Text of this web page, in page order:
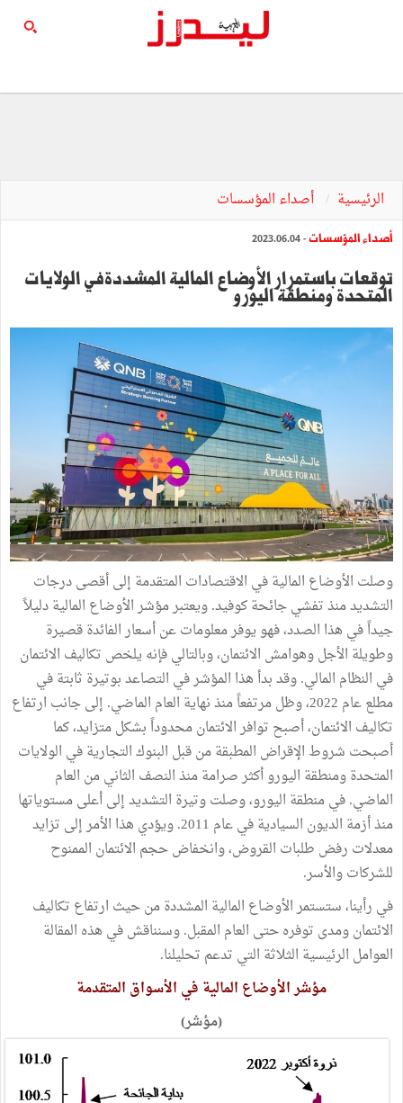
الرئيسية أصداء المؤسسات
أصداء المؤسسات- 2023.06.04
توقعات باستمرار الأوضاع المالية المشددةفي الولايات
المتحدة ومنطقة اليورو
وصلت الأوضاع المالية في الاقتصادات المتقدمة إلى أقصى درجات
التشديد منذ تفشي جائحة كوفيد. ويعتبر مؤشر الأوضاع المالية دليلاً
جيداً في هذا الصدد، فهو يوفر معلومات عن أسعار الفائدة قصيرة
وطويلة الأجل وهوامش الائتمان، وبالتالي فإنه يلخص تكاليف الائتمان
في النظام المالي. وقد بدأ هذا المؤشر في التصاعد بوتيرة ثابتة في
مطلع عام 2022، وظل مرتفعاً منذ نهاية العام الماضي. إلى جانب ارتفاع
تكاليف الائتمان، أصبح توافر الائتمان محدوداً بشكل متزايد، كما
أصبحت شروط الإقراض المطبقة من قبل البنوك التجارية في الولايات
المتحدة ومنطقة اليورو أكثر صرامة منذ النصف الثاني من العام
الماضي. في منطقة اليورو، وصلت وتيرة التشديد إلى أعلى مستوياتها
منذ أزمة الديون السيادية في عام 2011. ويؤدي هذا الأمر إلى تزايد
معدلات رفض طلبات القروض، وانخفاض حجم الائتمان الممنوح
للشركات والأسر.
في رأينا، ستستمر الأوضاع المالية المشددة من حيث ارتفاع تكاليف
الائتمان ومدى توفره حتى العام المقبل. وسنناقش في هذه المقالة
العوامل الرئيسية الثلاثة التي تدعم تحليلنا.
مؤشر الأوضاع المالية في الأسواق المتقدمة
(مؤشر)